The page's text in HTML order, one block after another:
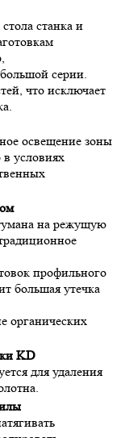
станка и
большой серии.
что исключает
освещение зоны
в условиях
на режущую
профильного
большая утечка
органических
KD​
для удаления